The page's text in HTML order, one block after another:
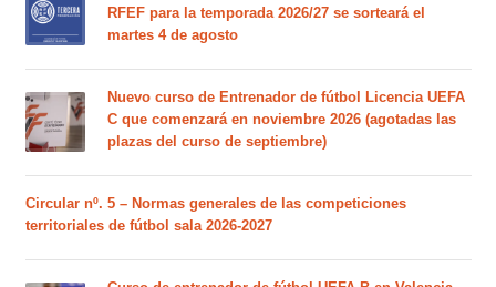
RFEF para la temporada 2026/27 se sorteará el
martes 4 de agosto
Nuevo curso de Entrenador de fútbol Licencia UEFA
C que comenzará en noviembre 2026 (agotadas las
plazas del curso de septiembre)
Circular nº. 5 – Normas generales de las competiciones
territoriales de fútbol sala 2026-2027